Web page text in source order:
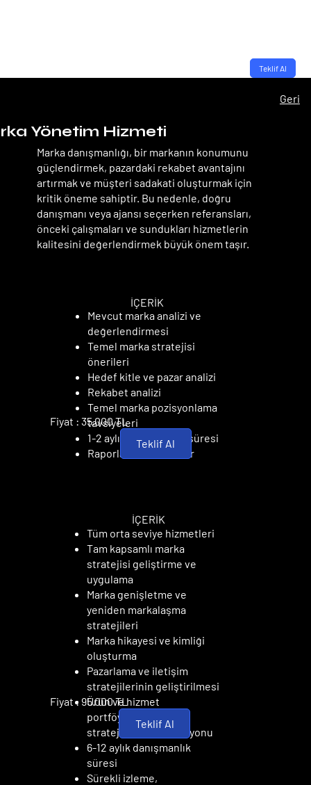
Teklif Al
Yönetim Hizmeti
Marka danışmanlığı, bir markanın konumunu
güçlendirmek, pazardaki rekabet avantajını
artırmak ve müşteri sadakati oluşturmak için
kritik öneme sahiptir. Bu nedenle, doğru
danışmanı veya ajansı seçerken referansları,
önceki çalışmaları ve sundukları hizmetlerin
kalitesini değerlendirmek büyük önem taşır.
Mevcut marka analizi ve
değerlendirmesi
Temel marka stratejisi
önerileri
Hedef kitle ve pazar analizi
Rekabet analizi
Temel marka pozisyonlama
tavsiyeleri
1-2 aylık danışmanlık süresi
Raporlama ve öneriler
İÇERİK
Fiyat : 35.000 TL
Teklif Al
Tüm orta seviye hizmetleri
Tam kapsamlı marka
stratejisi geliştirme ve
uygulama
Marka genişletme ve
yeniden markalaşma
stratejileri
Marka hikayesi ve kimliği
oluşturma
Pazarlama ve iletişim
stratejilerinin geliştirilmesi
Ürün ve hizmet
portföyünün marka
stratejisine entegrasyonu
6-12 aylık danışmanlık
süresi
Sürekli izleme,
İÇERİK
Fiyat : 95.000 TL
Teklif Al
Geri